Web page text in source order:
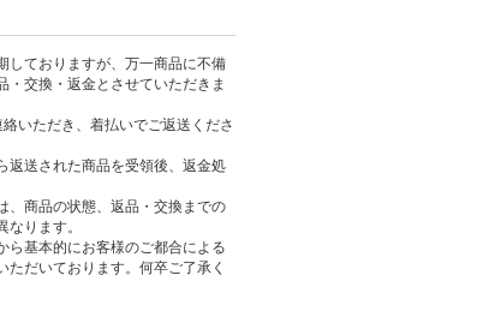
しておりますが、万一商品に不備
・交換・返金とさせていただきま
いただき、着払いでご返送くださ
返送された商品を受領後、返金処
、商品の状態、返品・交換までの
ります。
ら基本的にお客様のご都合による
ただいております。何卒ご了承く